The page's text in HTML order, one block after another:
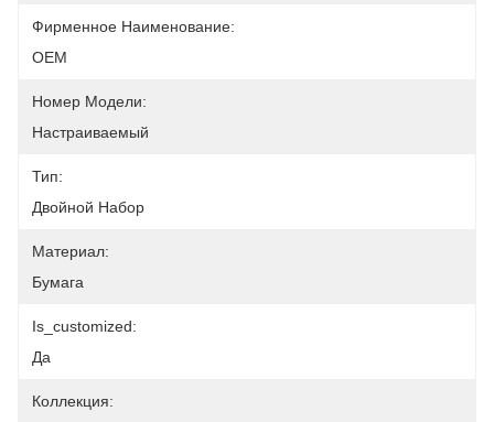
Фирменное Наименование:
OEM
Номер Модели:
Настраиваемый
Тип:
Двойной Набор
Материал:
Бумага
Is_customized:
Да
Коллекция: